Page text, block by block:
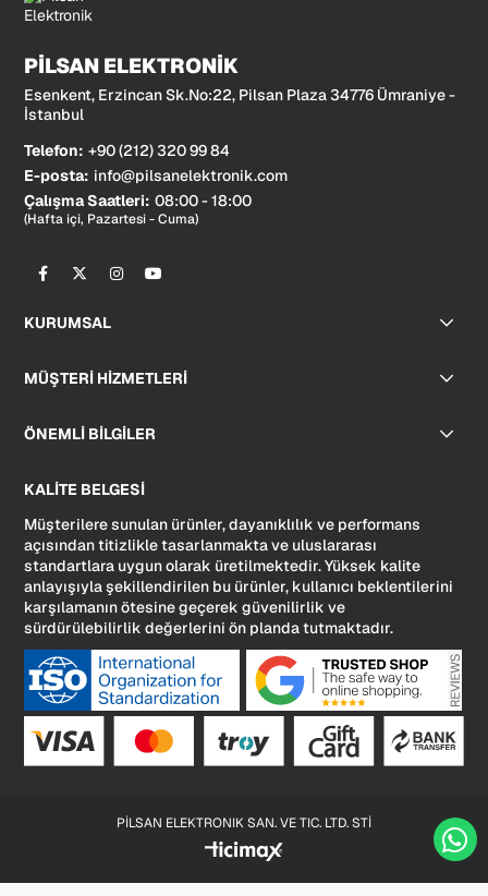
PİLSAN ELEKTRONİK
Esenkent, Erzincan Sk.No:22, Pilsan Plaza 34776 Ümraniye -
İstanbul
Telefon: +90 (212) 320 99 84
E-posta: info@pilsanelektronik.com
Çalışma Saatleri: 08:00 - 18:00
(Hafta içi, Pazartesi - Cuma)
KURUMSAL
MÜŞTERİ HİZMETLERİ
ÖNEMLİ BİLGİLER
KALİTE BELGESİ
Müşterilere sunulan ürünler, dayanıklılık ve performans
açısından titizlikle tasarlanmakta ve uluslararası
standartlara uygun olarak üretilmektedir. Yüksek kalite
anlayışıyla şekillendirilen bu ürünler, kullanıcı beklentilerini
karşılamanın ötesine geçerek güvenilirlik ve
sürdürülebilirlik değerlerini ön planda tutmaktadır.
PİLSAN ELEKTRONIK SAN. VE TIC. LTD. STİ